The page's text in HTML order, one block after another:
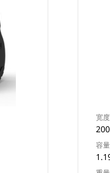
宽度
容量